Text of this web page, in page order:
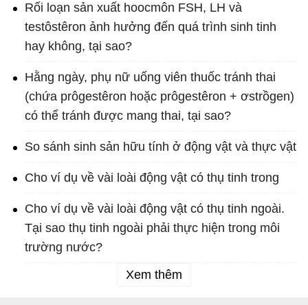
Rối loạn sản xuất hoocmôn FSH, LH và
testôstêron ảnh hưởng đến quá trình sinh tinh
hay không, tại sao?
Hằng ngày, phụ nữ uống viên thuốc tránh thai
(chứa prôgestêron hoặc prôgestêron + ơstrồgen)
có thể tránh được mang thai, tại sao?
So sánh sinh sản hữu tính ở động vật và thực vật
Cho ví dụ về vài loài động vật có thụ tinh trong
Cho ví dụ về vài loài động vật có thụ tinh ngoài.
Tại sao thụ tinh ngoài phải thực hiện trong môi
trường nước?
Xem thêm